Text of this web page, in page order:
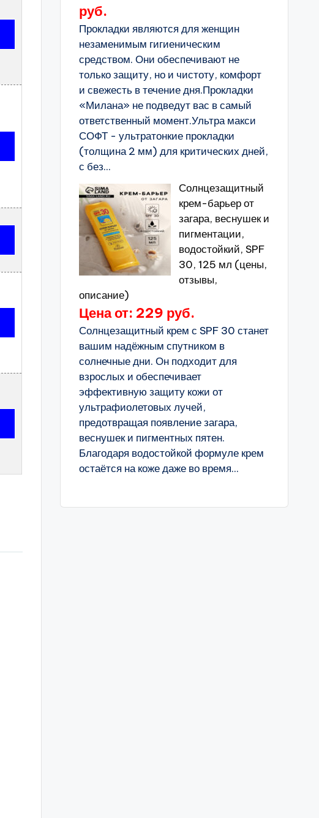
руб.
Прокладки являются для женщин
незаменимым гигиеническим
средством. Они обеспечивают не
только защиту, но и чистоту, комфорт
и свежесть в течение дня.Прокладки
«Милана» не подведут вас в самый
ответственный момент.Ультра макси
СОФТ - ультратонкие прокладки
(толщина 2 мм) для критических дней,
с без...
Солнцезащитный
крем-барьер от
загара, веснушек и
пигментации,
водостойкий, SPF
30, 125 мл (цены,
отзывы,
описание)
Цена от: 229 руб.
Солнцезащитный крем с SPF 30 станет
вашим надёжным спутником в
солнечные дни. Он подходит для
взрослых и обеспечивает
эффективную защиту кожи от
ультрафиолетовых лучей,
предотвращая появление загара,
веснушек и пигментных пятен.
Благодаря водостойкой формуле крем
остаётся на коже даже во время...